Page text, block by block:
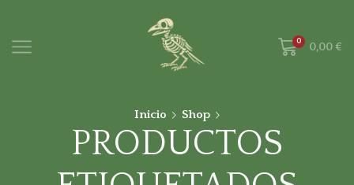
0 0,00 €
Inicio Shop
PRODUCTOS